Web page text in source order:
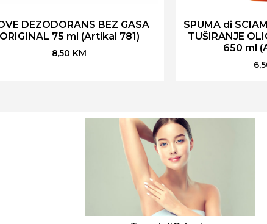
DEZODORANS BEZ GASA
ORIGINAL 75 ml (Artikal 781)
8,50 KM
SPUMA di
TUŠIRANJE
650 ml